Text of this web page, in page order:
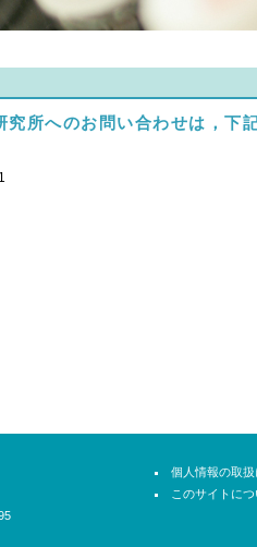
究所へのお問い合わせは，下
個人情報の取
このサイトに